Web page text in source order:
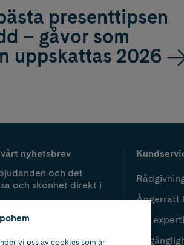
presenttipsen
– gåvor som
uppskattas 2026
nyhetsbrev
och det
och skönhet direkt i
Ångerrätt
Vår
vi oss av cookies som är